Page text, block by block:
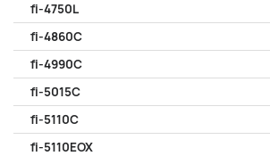
fi-4750L
fi-4860C
fi-4990C
fi-5015C
fi-5110C
fi-5110EOX